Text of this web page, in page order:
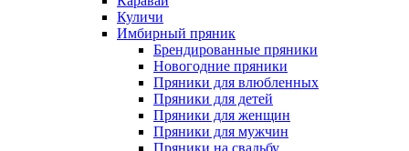
Куличи
Имбирный пряник
Брендированные пряники
Новогодние пряники
Пряники для влюбленных
Пряники для детей
Пряники для женщин
Пряники для мужчин
Пряники на свадьбу